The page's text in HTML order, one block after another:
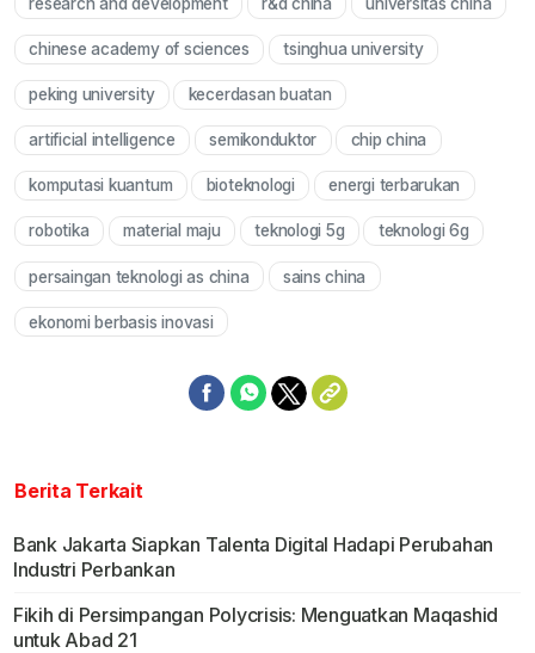
research and development r&d china universitas china
chinese academy of sciences tsinghua university
peking university kecerdasan buatan
artificial intelligence semikonduktor chip china
komputasi kuantum bioteknologi energi terbarukan
robotika material maju teknologi 5g teknologi 6g
persaingan teknologi as china sains china
ekonomi berbasis inovasi
Berita Terkait
Bank Jakarta Siapkan Talenta Digital Hadapi Perubahan
Industri Perbankan
Fikih di Persimpangan Polycrisis: Menguatkan Maqashid
untuk Abad 21